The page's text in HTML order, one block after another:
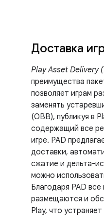
Доставка
Play Asset Delivery
преимущества
позволяет играм
заменять
(OBB), публикуя в
содержащий все
игре. PAD
доставки,
сжатие и дельта-
можно
Благодаря PAD
размещаются и
Play, что